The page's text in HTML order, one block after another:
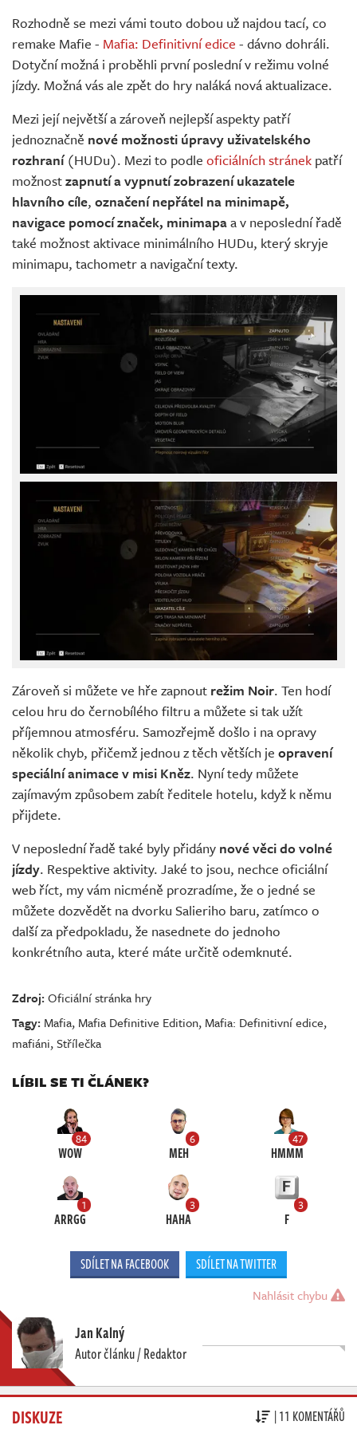
Živě
Rozhodně se mezi vámi touto dobou už najdou tací, co
remake Mafie - Mafia: Definitivní edice - dávno dohráli.
Dotyční možná i proběhli první poslední v režimu volné
jízdy. Možná vás ale zpět do hry naláká nová aktualizace.
Mezi její největší a zároveň nejlepší aspekty patří
jednoznačně nové možnosti úpravy uživatelského
rozhraní(HUDu). Mezi to podle oficiálních stránek patří
možnostzapnutí a vypnutí zobrazení ukazatele
hlavního cíle, označení nepřátel na minimapě,
navigace pomocí značek, minimapaa v neposlední řadě
také možnost aktivace minimálního HUDu, který skryje
minimapu, tachometr a navigační texty.
Zároveň si můžete ve hře zapnout režim Noir. Ten hodí
celou hru do černobílého filtru a můžete si tak užít
příjemnou atmosféru. Samozřejmě došlo i na opravy
několik chyb, přičemž jednou z těch větších je opravení
speciální animace v misi Kněz. Nyní tedy můžete
zajímavým způsobem zabít ředitele hotelu, když k němu
přijdete.
V neposlední řadě také byly přidány nové věci do volné
jízdy. Respektive aktivity. Jaké to jsou, nechce oficiální
web říct, my vám nicméně prozradíme, že o jedné se
můžete dozvědět na dvorku Salieriho baru, zatímco o
další za předpokladu, že nasednete do jednoho
konkrétního auta, které máte určitě odemknuté.
Zdroj:Oficiální stránka hry
Tagy: Mafia, Mafia Definitive Edition, Mafia: Definitivní edice,
mafiáni,Střílečka
LÍBIL SE TI ČLÁNEK?
84
WOW
6
MEH
47
HMMM
1
ARRGG
3
HAHA
3
F
SDÍLET NA FACEBOOK SDÍLET NA TWITTER
Nahlásit chybu
Jan Kalný
Autor článku / Redaktor
DISKUZE | 11 KOMENTÁŘŮ